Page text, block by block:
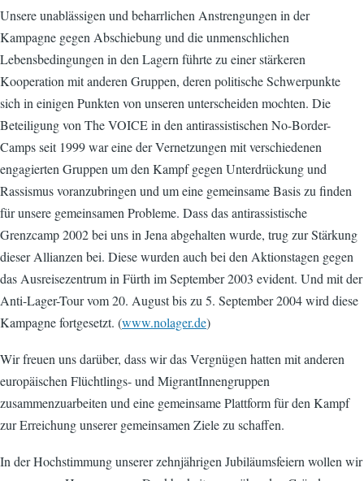
Unsere unablässigen und beharrlichen Anstrengungen in der
Kampagne gegen Abschiebung und die unmenschlichen
Lebensbedingungen in den Lagern führte zu einer stärkeren
Kooperation mit anderen Gruppen, deren politische Schwerpunkte
sich in einigen Punkten von unseren unterscheiden mochten. Die
Beteiligung von The VOICE in den antirassistischen No-Border-
Camps seit 1999 war eine der Vernetzungen mit verschiedenen
engagierten Gruppen um den Kampf gegen Unterdrückung und
Rassismus voranzubringen und um eine gemeinsame Basis zu finden
für unsere gemeinsamen Probleme. Dass das antirassistische
Grenzcamp 2002 bei uns in Jena abgehalten wurde, trug zur Stärkung
dieser Allianzen bei. Diese wurden auch bei den Aktionstagen gegen
das Ausreisezentrum in Fürth im September 2003 evident. Und mit der
Anti-Lager-Tour vom 20. August bis zu 5. September 2004 wird diese
Kampagne fortgesetzt. (www.nolager.de)
Wir freuen uns darüber, dass wir das Vergnügen hatten mit anderen
europäischen Flüchtlings- und MigrantInnengruppen
zusammenzuarbeiten und eine gemeinsame Plattform für den Kampf
zur Erreichung unserer gemeinsamen Ziele zu schaffen.
In der Hochstimmung unserer zehnjährigen Jubiläumsfeiern wollen wir